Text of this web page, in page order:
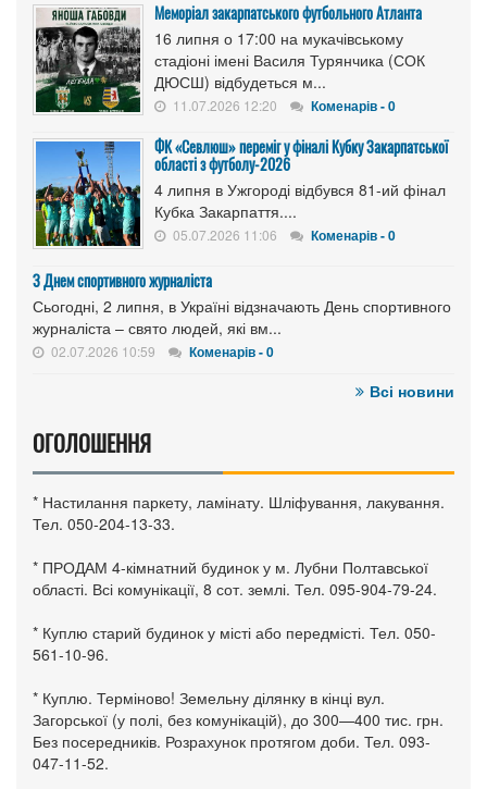
Меморіал закарпатського футбольного Атланта
16 липня о 17:00 на мукачівському
стадіоні імені Василя Турянчика (СОК
ДЮСШ) відбудеться м...
11.07.2026 12:20 Коменарів - 0
ФК «Севлюш» переміг у фіналі Кубку Закарпатської
області з футболу-2026
4 липня в Ужгороді відбувся 81-ий фінал
Кубка Закарпаття....
05.07.2026 11:06 Коменарів - 0
З Днем спортивного журналіста
Сьогодні, 2 липня, в Україні відзначають День спортивного
журналіста – свято людей, які вм...
02.07.2026 10:59 Коменарів - 0
Всі новини
ОГОЛОШЕННЯ
* Настилання паркету, ламінату. Шліфування, лакування.
Тел. 050-204-13-33.
* ПРОДАМ 4-кімнатний будинок у м. Лубни Полтавської
області. Всі комунікації, 8 сот. землі. Тел. 095-904-79-24.
* Куплю старий будинок у місті або передмісті. Тел. 050-
561-10-96.
* Куплю. Терміново! Земельну ділянку в кінці вул.
Загорської (у полі, без комунікацій), до 300—400 тис. грн.
Без посередників. Розрахунок протягом доби. Тел. 093-
047-11-52.